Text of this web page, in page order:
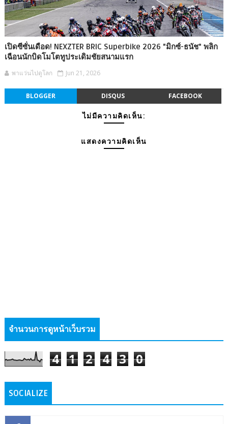
เปิดซีซั่นเดือด! NEXZTER BRIC Superbike 2026 "มิกซ์-ธนัช" พลิก
เฉือนนักบิดโมโตทูประเดิมชัยสนามแรก
พาแว่นไปดูโลก Jun 21, 2026
BLOGGER DISQUS FACEBOOK
ไม่มีความคิดเห็น:
แสดงความคิดเห็น
จำนวนการดูหน้าเว็บรวม
4 1 2 4 3 0
SOCIALIZE